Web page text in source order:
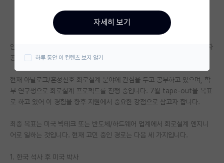
미국 대학원 합격 후기 게시판
대학원생 모집 게시판
연구실(PI) 홍보 게시판
석박사 채용 정보 게시판
학부 인턴 게시판
안녕하세요. 대학원 진학과 미국 취업 경로를 고민 중인 SKY 계열 전기전자
공학부 4학년 학생입니다.
현재 아날로그/혼성신호 회로설계 분야에 관심을 두고 공부하고 있으며, 학
부 연구생으로 회로설계 프로젝트를 진행 중입니다. 7월 tape-out을 목표
로 하고 있어 이 경험을 향후 지원에서 중요한 강점으로 삼고자 합니다.
최종 목표는 미국 빅테크 또는 반도체/하드웨어 업계에서 회로설계 엔지니
어로 일하는 것입니다. 현재 고민 중인 경로는 다음 세 가지입니다.
1. 한국 석사 후 미국 박사
자세히 보기
하루 동안 이 컨텐츠 보지 않기